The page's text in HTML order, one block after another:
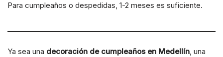
Para cumpleaños o despedidas, 1-2 meses es suficiente.
Ya sea una decoración de cumpleaños en Medellín, una